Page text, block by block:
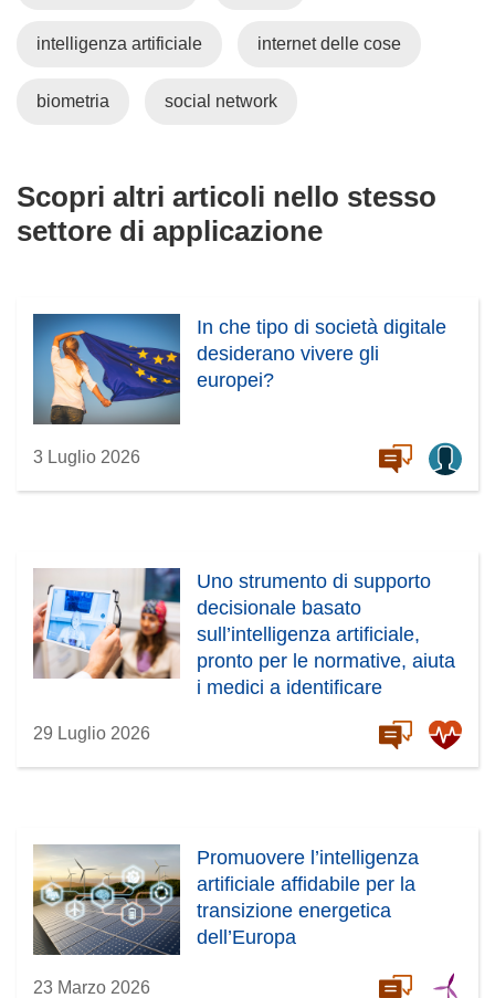
intelligenza artificiale internet delle cose
biometria social network
Scopri altri articoli nello stesso
settore di applicazione
In che tipo di società digitale
desiderano vivere gli
europei?
3 Luglio 2026
Uno strumento di supporto
decisionale basato
sull’intelligenza artificiale,
pronto per le normative, aiuta
i medici a identificare
29 Luglio 2026
Promuovere l’intelligenza
artificiale affidabile per la
transizione energetica
dell’Europa
23 Marzo 2026